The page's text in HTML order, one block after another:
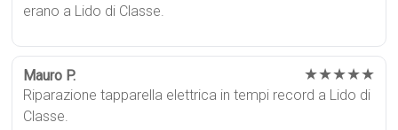
erano a Lido di Classe.
Mauro P. ★★★★★
Riparazione tapparella elettrica in tempi record a Lido di
Classe.